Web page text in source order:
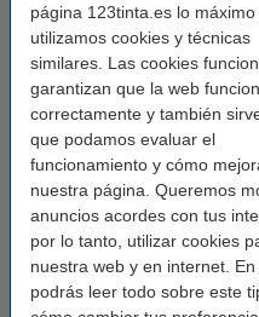
página 123tinta.es lo máximo
utilizamos cookies y técnicas
similares. Las cookies
garantizan que la web
correctamente y también
que podamos evaluar el
funcionamiento y cómo
nuestra página. Queremos
anuncios acordes con tus
por lo tanto, utilizar cookies
nuestra web y en internet.
podrás leer todo sobre este
123tinta LW650XL PRO
rollos (89 x 36 mm) | Pack 2
123tinta
89 x 36 mm
Ver
En stock
¡Recíbelo
Precio
13,95 €